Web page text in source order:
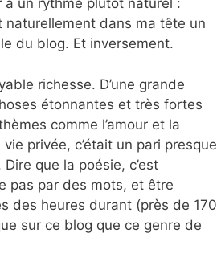
à un rythme plutôt naturel :
dans ma tête un
du blog. Et inversement.
richesse. D’une grande
étonnantes et très fortes
comme l’amour et la
privée, c’était un pari presque
que la poésie, c’est
pas par des mots, et être
des heures durant (près de 170
sur ce blog que ce genre de